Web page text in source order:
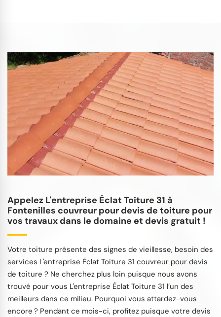
Appelez L'entreprise Éclat Toiture 31 à
Fontenilles couvreur pour devis de toiture pour
vos travaux dans le domaine et devis gratuit !
Votre toiture présente des signes de vieillesse, besoin des
services L'entreprise Éclat Toiture 31 couvreur pour devis
de toiture ? Ne cherchez plus loin puisque nous avons
trouvé pour vous L'entreprise Éclat Toiture 31 l’un des
meilleurs dans ce milieu. Pourquoi vous attardez-vous
encore ? Pendant ce mois-ci, profitez puisque votre devis